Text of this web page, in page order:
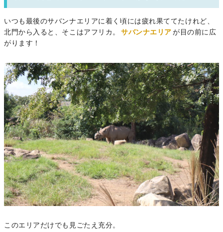
いつも最後のサバンナエリアに着く頃には疲れ果ててたけれど、
北門から入ると、そこはアフリカ。
サバンナエリア が目の前に広
がります！
このエリアだけでも見ごたえ充分。